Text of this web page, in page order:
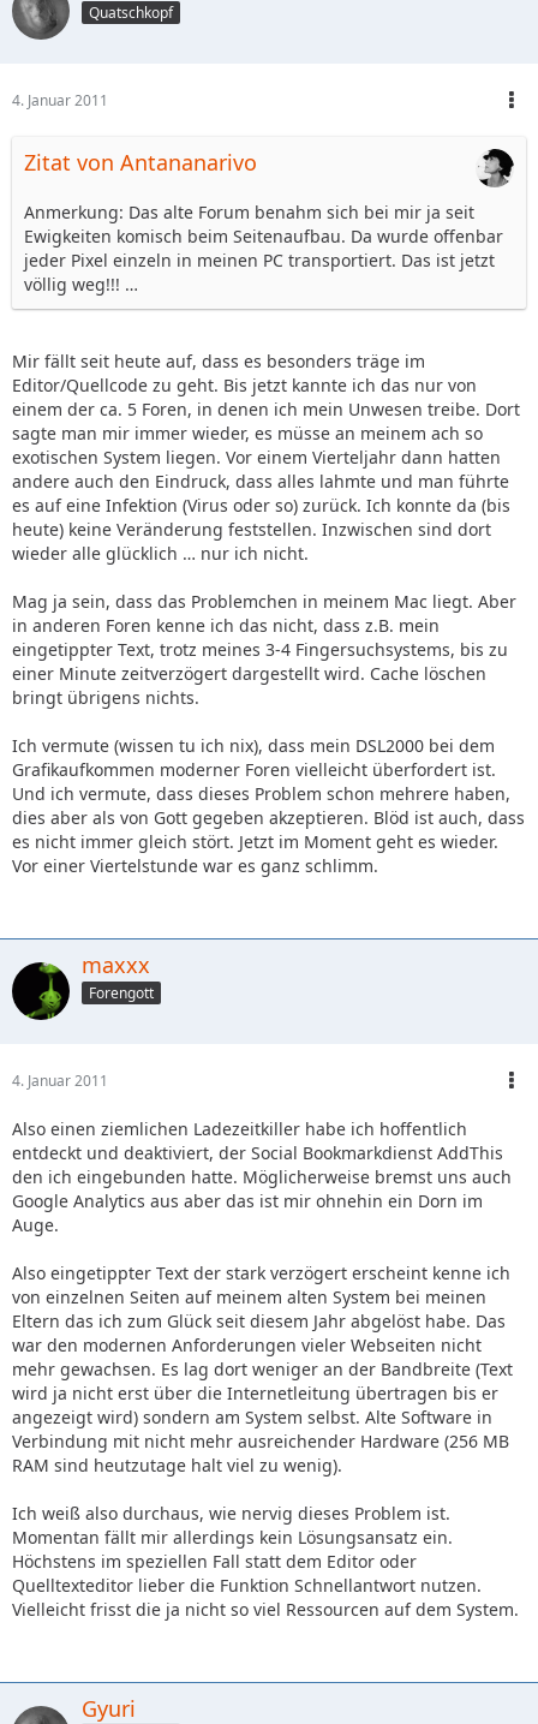
Quatschkopf
4. Januar 2011
Zitat von Antananarivo
Anmerkung: Das alte Forum benahm sich bei mir ja seit
Ewigkeiten komisch beim Seitenaufbau. Da wurde offenbar
jeder Pixel einzeln in meinen PC transportiert. Das ist jetzt
völlig weg!!! …
Mir fällt seit heute auf, dass es besonders träge im
Editor/Quellcode zu geht. Bis jetzt kannte ich das nur von
einem der ca. 5 Foren, in denen ich mein Unwesen treibe. Dort
sagte man mir immer wieder, es müsse an meinem ach so
exotischen System liegen. Vor einem Vierteljahr dann hatten
andere auch den Eindruck, dass alles lahmte und man führte
es auf eine Infektion (Virus oder so) zurück. Ich konnte da (bis
heute) keine Veränderung feststellen. Inzwischen sind dort
wieder alle glücklich … nur ich nicht.
Mag ja sein, dass das Problemchen in meinem Mac liegt. Aber
in anderen Foren kenne ich das nicht, dass z.B. mein
eingetippter Text, trotz meines 3-4 Fingersuchsystems, bis zu
einer Minute zeitverzögert dargestellt wird. Cache löschen
bringt übrigens nichts.
Ich vermute (wissen tu ich nix), dass mein DSL2000 bei dem
Grafikaufkommen moderner Foren vielleicht überfordert ist.
Und ich vermute, dass dieses Problem schon mehrere haben,
dies aber als von Gott gegeben akzeptieren. Blöd ist auch, dass
es nicht immer gleich stört. Jetzt im Moment geht es wieder.
Vor einer Viertelstunde war es ganz schlimm.
maxxx
Forengott
4. Januar 2011
Also einen ziemlichen Ladezeitkiller habe ich hoffentlich
entdeckt und deaktiviert, der Social Bookmarkdienst AddThis
den ich eingebunden hatte. Möglicherweise bremst uns auch
Google Analytics aus aber das ist mir ohnehin ein Dorn im
Auge.
Also eingetippter Text der stark verzögert erscheint kenne ich
von einzelnen Seiten auf meinem alten System bei meinen
Eltern das ich zum Glück seit diesem Jahr abgelöst habe. Das
war den modernen Anforderungen vieler Webseiten nicht
mehr gewachsen. Es lag dort weniger an der Bandbreite (Text
wird ja nicht erst über die Internetleitung übertragen bis er
angezeigt wird) sondern am System selbst. Alte Software in
Verbindung mit nicht mehr ausreichender Hardware (256 MB
RAM sind heutzutage halt viel zu wenig).
Ich weiß also durchaus, wie nervig dieses Problem ist.
Momentan fällt mir allerdings kein Lösungsansatz ein.
Höchstens im speziellen Fall statt dem Editor oder
Quelltexteditor lieber die Funktion Schnellantwort nutzen.
Vielleicht frisst die ja nicht so viel Ressourcen auf dem System.
Gyuri